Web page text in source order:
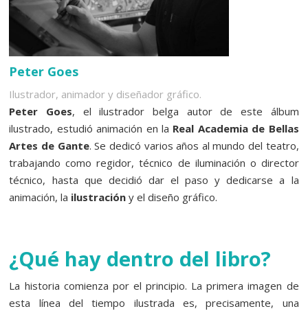
Peter Goes
Ilustrador, animador y diseñador gráfico.
Peter Goes, el ilustrador belga autor de este álbum
ilustrado, estudió animación en la Real Academia de Bellas
Artes de Gante. Se dedicó varios años al mundo del teatro,
trabajando como regidor, técnico de iluminación o director
técnico, hasta que decidió dar el paso y dedicarse a la
animación, la ilustración y el diseño gráfico.
¿Qué hay dentro del libro?
La historia comienza por el principio. La primera imagen de
esta línea del tiempo ilustrada es, precisamente, una